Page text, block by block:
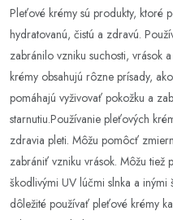
Pleťové krémy sú produkty, ktoré
hydratovanú, čistú a zdravú.
zabránilo vzniku suchosti, vrások
krémy obsahujú rôzne prísady,
pomáhajú vyživovať pokožku a
starnutiu.Používanie pleťových
zdravia pleti. Môžu pomôcť
zabrániť vzniku vrások. Môžu
škodlivými UV lúčmi slnka a
dôležité používať pleťové krémy